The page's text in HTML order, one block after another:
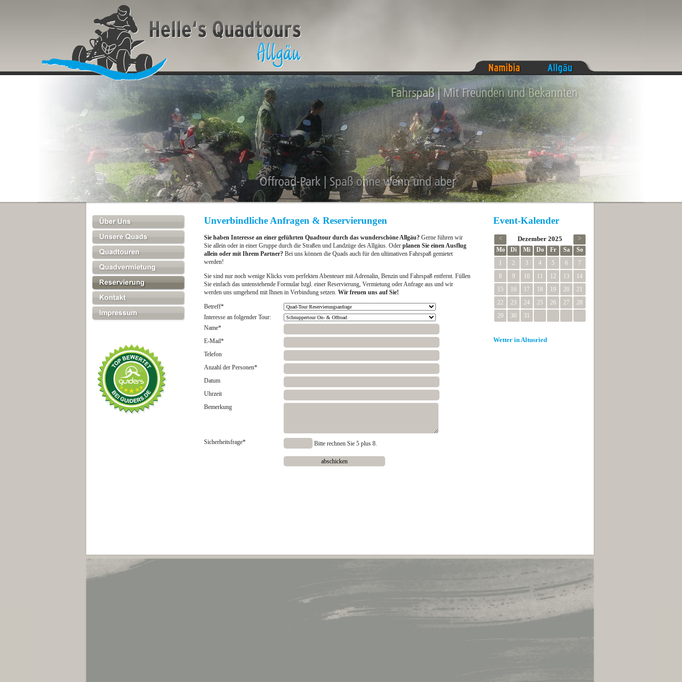
Event-Kalender
< Dezember 2025
>
Mo
Di Mi Do Fr Sa
So
1
2 3 4 5 6
7
8
9 10 11 12 13
14
15
16 17 18 19 20
21
22
23 24 25 26 27
28
29
30 31
Wetter in Altusried
Unverbindliche Anfragen & Reservierungen
Sie haben Interesse an einer geführten Quadtour durch das wunderschöne Allgäu? Gerne führen wir
Sie allein oder in einer Gruppe durch die Straßen und Landzüge des Allgäus. Oder planen Sie einen Ausflug
allein oder mit Ihrem Partner? Bei uns können die Quads auch für den ultimativen Fahrspaß gemietet
werden!
Sie sind nur noch wenige Klicks vom perfekten Abenteuer mit Adrenalin, Benzin und Fahrspaß entfernt. Füllen
Sie einfach das untenstehende Formular bzgl. einer Reservierung, Vermietung oder Anfrage aus und wir
werden uns umgehend mit Ihnen in Verbindung setzen. Wir freuen uns auf Sie!
Betreff*
Interesse an folgender Tour:
Name*
E-Mail*
Telefon
Anzahl der Personen*
Datum
Uhrzeit
Bemerkung
Sicherheitsfrage* Bitte rechnen Sie 5 plus 8.